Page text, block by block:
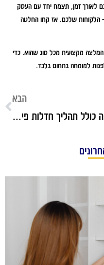
לאורך זמן, תצמח יחד עם העסק
שלכם. אז קחו החלטה
מקצועית מכל סוג שהוא. כדי
למומחה בתחום בלבד.
הבא
מה כולל תהליך חדלות פירעון ולמי הוא מתאים?